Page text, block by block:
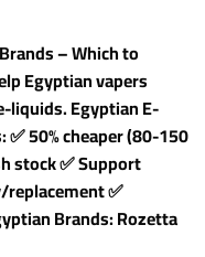
– Which to
Egyptian vapers
liquids. Egyptian E-
50% cheaper (80-150
stock ✅ Support
✅
Brands: Rozetta